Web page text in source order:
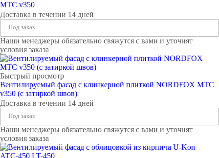
МТС v350
Доставка в течении 14 дней
Под заказ
Наши менеджеры обязательно свяжутся с вами и уточнят
условия заказа
Быстрый просмотр
Вентилируемый фасад с клинкерной плиткой NORDFOX МТС
v350 (с затиркой швов)
Доставка в течении 14 дней
Под заказ
Наши менеджеры обязательно свяжутся с вами и уточнят
условия заказа